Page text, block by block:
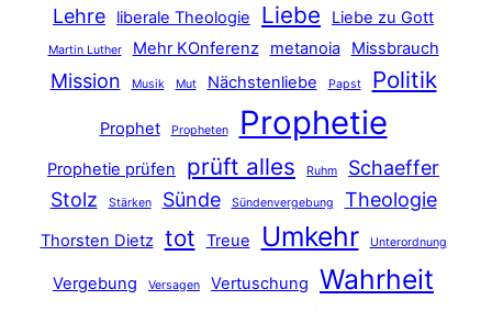
Lehre liberale Theologie Liebe Liebe zu Gott
Martin Luther Mehr KOnferenz metanoia Missbrauch
Mission Musik Mut Nächstenliebe Papst Politik
Prophet Propheten Prophetie
Prophetie prüfen prüft alles Ruhm
Schaeffer
Stolz
Stärken Sünde Sündenvergebung Theologie
Thorsten Dietz tot Treue Umkehr Unterordnung
Vergebung Versagen Vertuschung Wahrheit